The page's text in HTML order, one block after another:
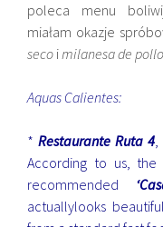
poleca menu
miałam okazje
seco imilanesa de pollo
Aquas Calientes:
*Restaurante Ruta 4,
According to us, the
recommended
actuallylooks